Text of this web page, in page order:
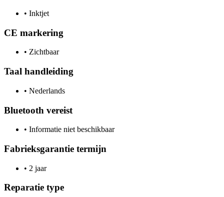
• Inktjet
CE markering
• Zichtbaar
Taal handleiding
• Nederlands
Bluetooth vereist
• Informatie niet beschikbaar
Fabrieksgarantie termijn
• 2 jaar
Reparatie type